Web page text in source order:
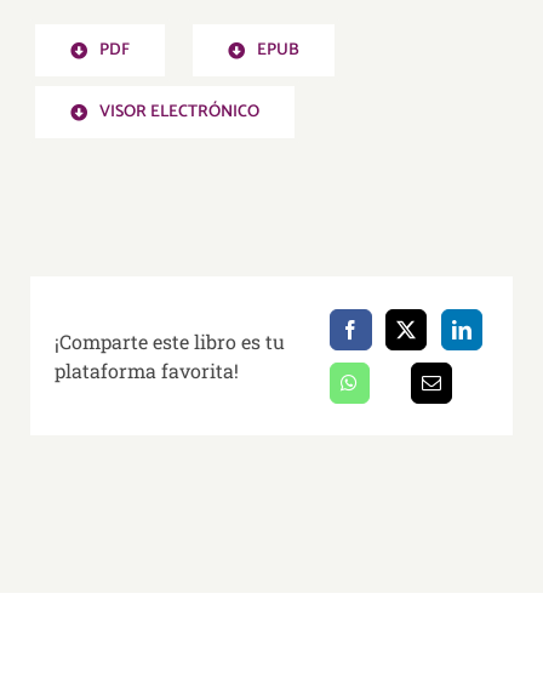
PDF EPUB
VISOR ELECTRÓNICO
¡Comparte este libro es tu
plataforma favorita!